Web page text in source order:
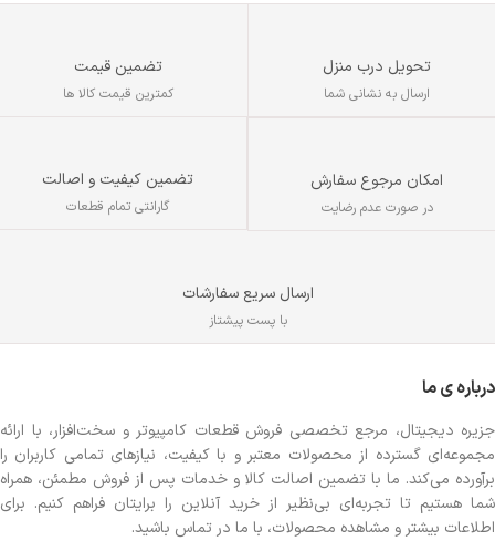
تحویل درب منزل
ارسال به نشانی شما
تضمین قیمت
کمترین قیمت کالا ها
امکان مرجوع سفارش
در صورت عدم رضایت
تضمین کیفیت و اصالت
گارانتی تمام قطعات
ارسال سریع سفارشات
با پست پیشتاز
درباره ی ما
جزیره دیجیتال، مرجع تخصصی فروش قطعات کامپیوتر و سخت‌افزار، با ارائه
مجموعه‌ای گسترده از محصولات معتبر و با کیفیت، نیازهای تمامی کاربران را
برآورده می‌کند. ما با تضمین اصالت کالا و خدمات پس از فروش مطمئن، همراه
شما هستیم تا تجربه‌ای بی‌نظیر از خرید آنلاین را برایتان فراهم کنیم. برای
اطلاعات بیشتر و مشاهده محصولات، با ما در تماس باشید.